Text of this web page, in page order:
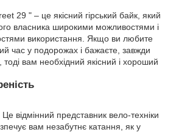
29 " – це якісний гірський байк, який
власника широкими можливостями і
використання. Якщо ви любите
час у подорожах і бажаєте, завжди
тоді вам необхідний якісний і хороший
відмінний представник вело-техніки
вам незабутнє катання, як у